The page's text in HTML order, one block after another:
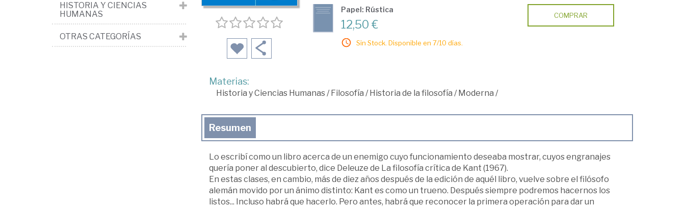
Papel: Rústica
12,50 €
Sin Stock. Disponible en 7/10 días.
COMPRAR
Materias:
Historia y Ciencias Humanas/Filosofía /Historia de la filosofía /Moderna /
Resumen
Lo escribí como un libro acerca de un enemigo cuyo funcionamiento deseaba mostrar, cuyos engranajes
quería poner al descubierto, dice Deleuze de La filosofía crítica de Kant (1967).
En estas clases, en cambio, más de diez años después de la edición de aquél libro, vuelve sobre el filósofo
alemán movido por un ánimo distinto: Kant es como un trueno. Después siempre podremos hacernos los
listos... Incluso habrá que hacerlo. Pero antes, habrá que reconocer la primera operación para dar un
HISTORIA Y CIENCIAS
HUMANAS
OTRAS CATEGORÍAS